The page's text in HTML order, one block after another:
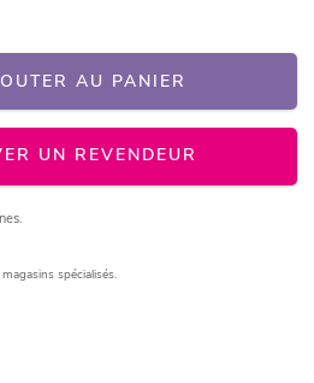
AU PANIER
UN REVENDEUR
spécialisés.